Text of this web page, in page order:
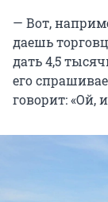
— Вот,
даешь
дать 4,5
его
говорит: «Ой,